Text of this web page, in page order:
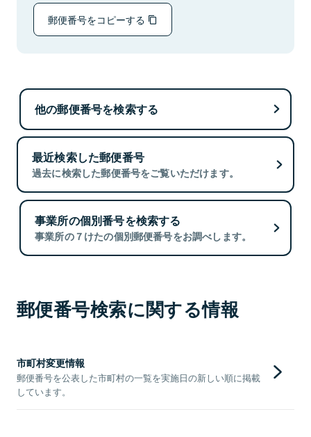
郵便番号をコピーする
他の郵便番号を検索する
最近検索した郵便番号
過去に検索した郵便番号をご覧いただけます。
事業所の個別番号を検索する
事業所の７けたの個別郵便番号をお調べします。
郵便番号検索に関する情報
市町村変更情報
郵便番号を公表した市町村の一覧を実施日の新しい順に掲載
しています。